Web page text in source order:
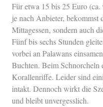
Für etwa 15 bis 25 Euro
je nach Anbieter, bekommst
Mittagessen, sondern auch
Fünf bis sechs Stunden
vorbei an Palawans
Buchten. Beim Schnorcheln
Korallenriffe. Leider sind
intakt. Dennoch wirkt die
und bleibt unvergesslich.